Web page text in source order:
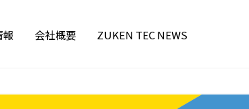
報 会社概要 ZUKEN TEC NEWS